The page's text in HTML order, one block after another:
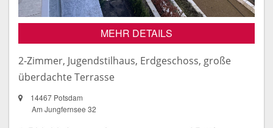
MEHR DETAILS
2-Zimmer, Jugendstilhaus, Erdgeschoss, große
überdachte Terrasse
14467 Potsdam
Am Jungfernsee 32